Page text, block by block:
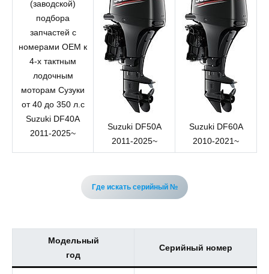
Suzuki DF40A
2011-2025~
Suzuki DF50A
2011-2025~
Suzuki DF60A
2010-2021~
Где искать серийный №
Модельный
год
Серийный номер